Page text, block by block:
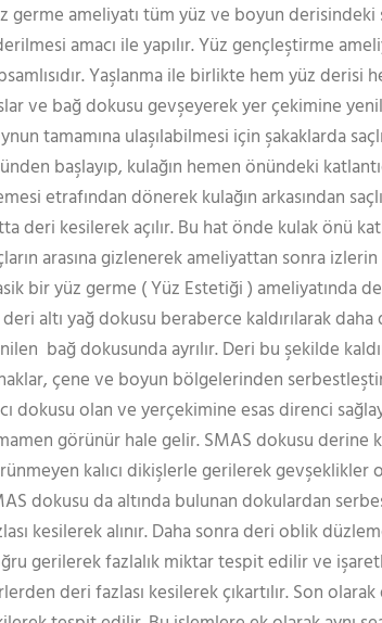
germe ameliyatı tüm yüz ve boyun derisindeki
amacı ile yapılır. Yüz gençleştirme
Yaşlanma ile birlikte hem yüz derisi
ve bağ dokusu gevşeyerek yer çekimine
tamamına ulaşılabilmesi için şakaklarda
başlayıp, kulağın hemen önündeki
etrafından dönerek kulağın arkasından
deri kesilerek açılır. Bu hat önde kulak önü
arasına gizlenerek ameliyattan sonra
bir yüz germe ( Yüz Estetiği ) ameliyatında
altı yağ dokusu beraberce kaldırılarak
bağ dokusunda ayrılır. Deri bu şekilde
çene ve boyun bölgelerinden
dokusu olan ve yerçekimine esas direnci
görünür hale gelir. SMAS dokusu derine
kalıcı dikişlerle gerilerek gevşeklikler
dokusu da altında bulunan dokulardan
kesilerek alınır. Daha sonra deri oblik
gerilerek fazlalık miktar tespit edilir ve
deri fazlası kesilerek çıkartılır. Son